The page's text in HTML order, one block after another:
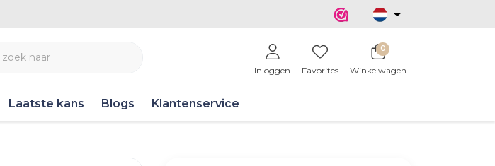
Inloggen Favorites
0
Winkelwagen
Laatste kans Blogs Klantenservice